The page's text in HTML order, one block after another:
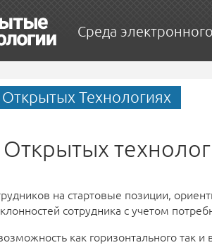
Среда
Открытых Технологиях
Открытых
на стартовые позиции,
сотрудника с учетом
как горизонтального так и